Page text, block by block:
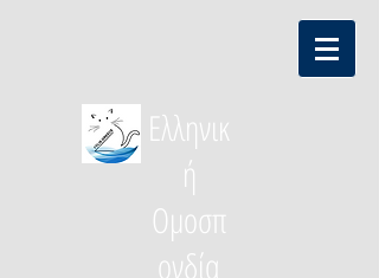
Ελληνικ
ή
Ομοσπ
ονδία